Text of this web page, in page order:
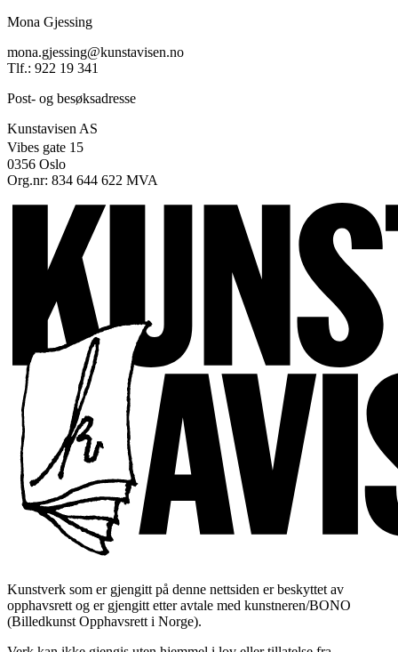
Mona Gjessing
mona.gjessing@kunstavisen.no
Tlf.: 922 19 341
Post- og besøksadresse
Kunstavisen AS
Vibes gate 15
0356 Oslo
Org.nr: 834 644 622 MVA
Kunstverk som er gjengitt på denne nettsiden er beskyttet av
opphavsrett og er gjengitt etter avtale med kunstneren/BONO
(Billedkunst Opphavsrett i Norge).